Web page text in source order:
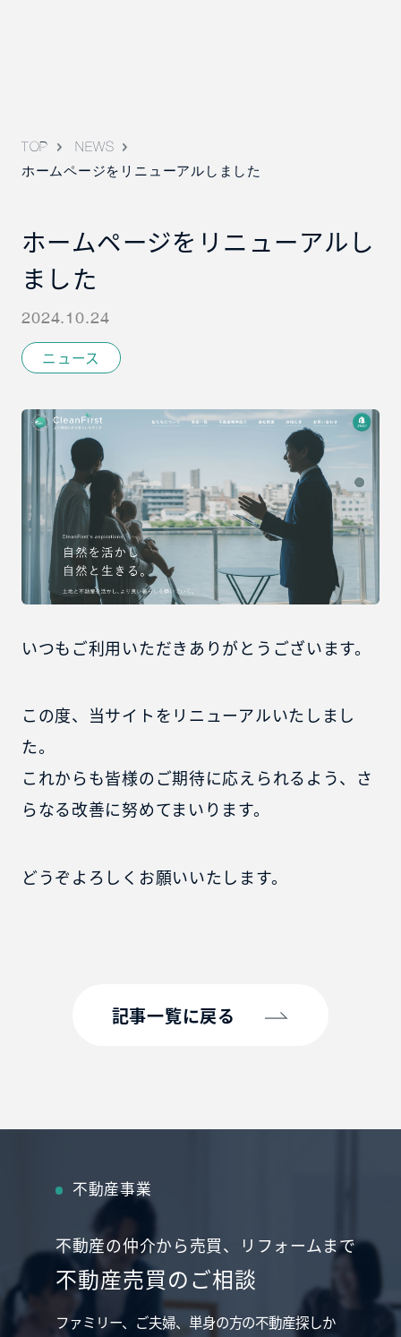
TOP
NEWS
ホームページをリニューアルしました
ホームページをリニューアルし
ました
2024.10.24
ニュース
いつもご利用いただきありがとうございます。
この度、当サイトをリニューアルいたしまし
た。
これからも皆様のご期待に応えられるよう、さ
らなる改善に努めてまいります。
どうぞよろしくお願いいたします。
記事一覧に戻る
不動産事業
不動産の仲介から売買、リフォームまで
不動産売買のご相談
ファミリー、ご夫婦、単身の方の不動産探しか